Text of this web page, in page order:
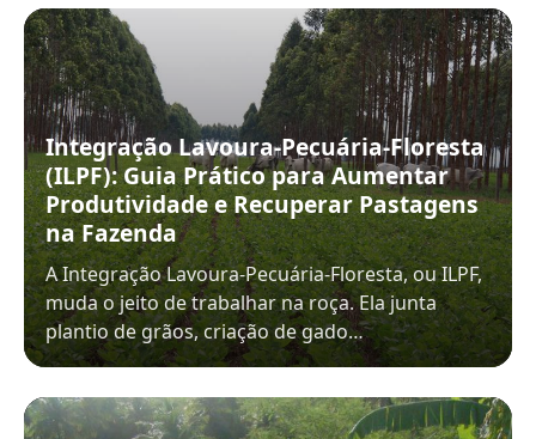
Integração Lavoura-Pecuária-Floresta
(ILPF): Guia Prático para Aumentar
Produtividade e Recuperar Pastagens
na Fazenda
A Integração Lavoura-Pecuária-Floresta, ou ILPF,
muda o jeito de trabalhar na roça. Ela junta
plantio de grãos, criação de gado…